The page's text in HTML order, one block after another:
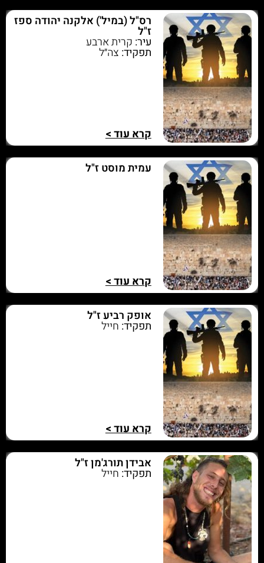
רס"ל (במיל') אלקנה יהודה ספז
ז"ל
עיר: קרית ארבע
תפקיד: צה״ל
קרא עוד >
עמית מוסט ז"ל
קרא עוד >
אופק רביע ז"ל
תפקיד: חייל
קרא עוד >
אבידן תורג'מן ז"ל
תפקיד: חייל